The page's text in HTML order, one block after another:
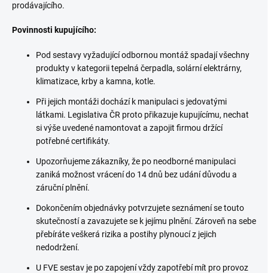
prodávajícího.
Povinnosti kupujícího:
Pod sestavy vyžadující odbornou montáž spadají všechny
produkty v kategorii tepelná čerpadla, solární elektrárny,
klimatizace, krby a kamna, kotle.
Při jejich montáži dochází k manipulaci s jedovatými
látkami. Legislativa ČR proto přikazuje kupujícímu, nechat
si výše uvedené namontovat a zapojit firmou držící
potřebné certifikáty.
Upozorňujeme zákazníky, že po neodborné manipulaci
zaniká možnost vrácení do 14 dnů bez udání důvodu a
záruční plnění.
Dokončením objednávky potvrzujete seznámení se touto
skutečností a zavazujete se k jejímu plnění. Zároveň na sebe
přebíráte veškerá rizika a postihy plynoucí z jejich
nedodržení.
U FVE sestav je po zapojení vždy zapotřebí mít pro provoz